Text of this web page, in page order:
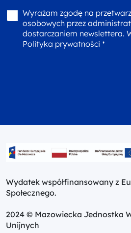
Wyrażam zgodę na
osobowych przez
dostarczaniem newslettera.
Polityka prywatności *
Wydatek współfinansowany z
Społecznego.
2024 © Mazowiecka Jednostka
Unijnych